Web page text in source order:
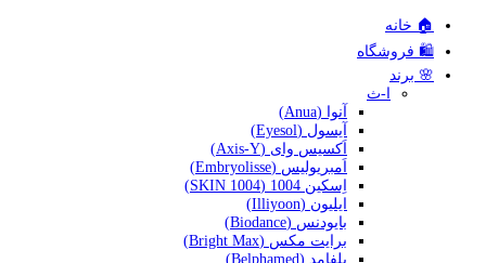
🏠 خانه
🛍️ فروشگاه
🌸 برند
ا-ث
آنوا (Anua)
آیسول (Eyesol)
اَکسیس وای (Axis-Y)
اَمبریولیس (Embryolisse)
اِسکین 1004 (SKIN 1004)
ایلیون (Illiyoon)
بایودنس (Biodance)
برایت مکس (Bright Max)
بلفامد (Belphamed)